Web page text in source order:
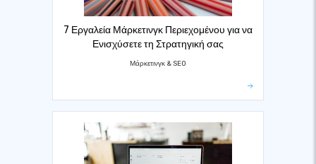
7 Εργαλεία Μάρκετινγκ Περιεχομένου για να
Ενισχύσετε τη Στρατηγική σας
Μάρκετινγκ & SEO